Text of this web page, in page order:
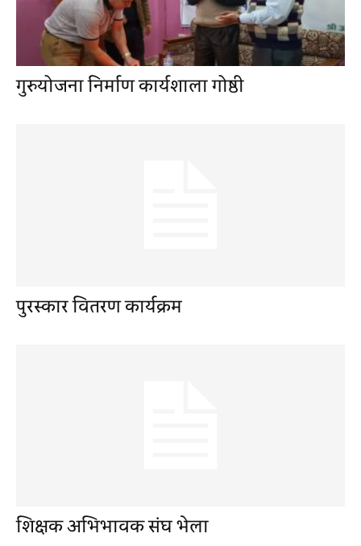
गुरुयोजना निर्माण कार्यशाला गोष्ठी
पुरस्कार वितरण कार्यक्रम
शिक्षक अभिभावक संघ भेला